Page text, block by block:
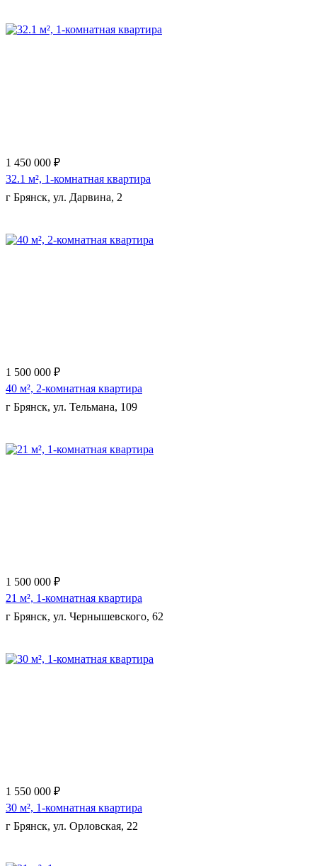
1 450 000 ₽
32.1 м², 1-комнатная квартира
г Брянск, ул. Дарвина, 2
1 500 000 ₽
40 м², 2-комнатная квартира
г Брянск, ул. Тельмана, 109
1 500 000 ₽
21 м², 1-комнатная квартира
г Брянск, ул. Чернышевского, 62
1 550 000 ₽
30 м², 1-комнатная квартира
г Брянск, ул. Орловская, 22